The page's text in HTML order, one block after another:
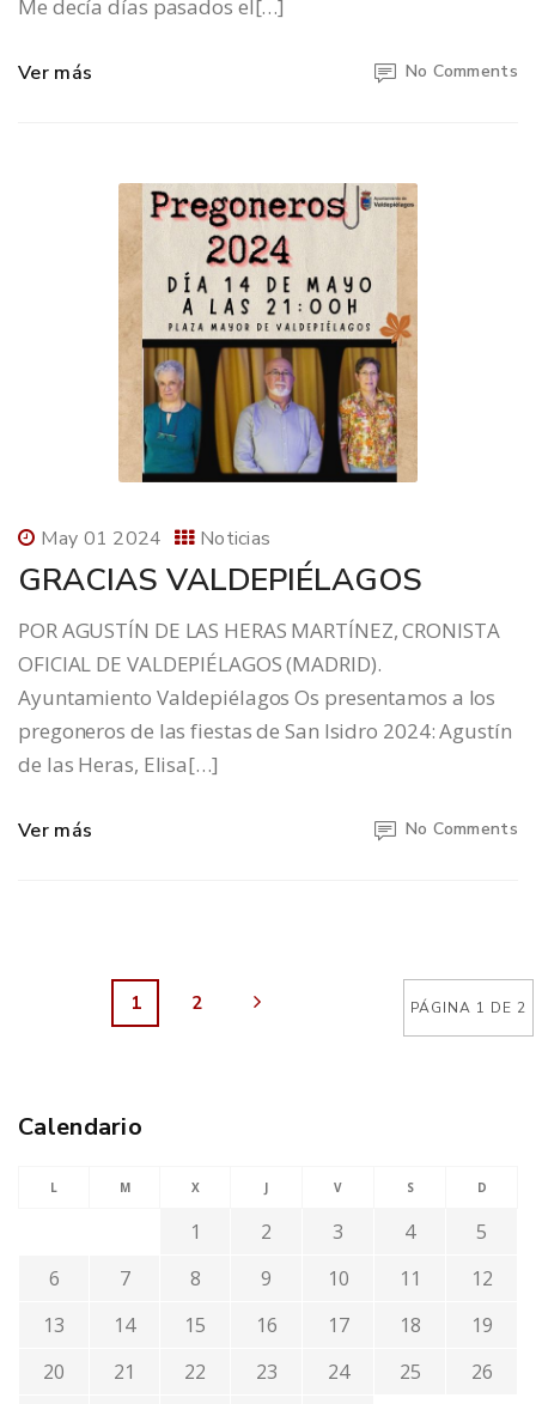
Me decía días pasados el[…]
Ver más No Comments
May 01 2024 Noticias
GRACIAS VALDEPIÉLAGOS
POR AGUSTÍN DE LAS HERAS MARTÍNEZ, CRONISTA
OFICIAL DE VALDEPIÉLAGOS (MADRID).
Ayuntamiento Valdepiélagos Os presentamos a los
pregoneros de las fiestas de San Isidro 2024: Agustín
de las Heras, Elisa[…]
Ver más No Comments
PÁGINA 1 DE 2
1 2
Calendario
L M X J V S D
1 2 3 4
5
6
7 8 9 10 11
12
13
14 15 16 17 18
19
20
21 22 23 24 25
26